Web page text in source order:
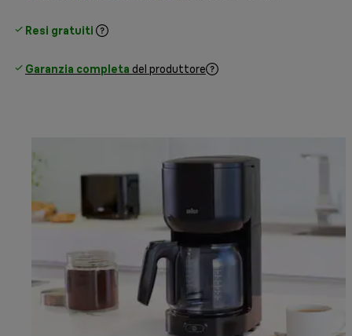
Resi gratuiti
Garanzia completa del produttore